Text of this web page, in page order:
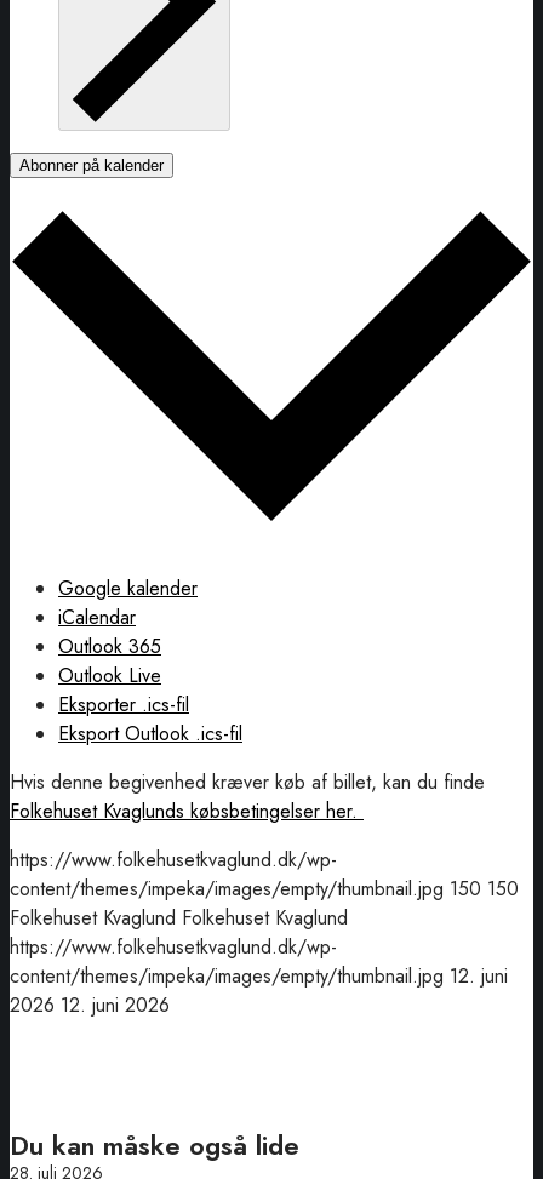
Abonner på kalender
Google kalender
iCalendar
Outlook 365
Outlook Live
Eksporter .ics-fil
Eksport Outlook .ics-fil
Hvis denne begivenhed kræver køb af billet, kan du finde
Folkehuset Kvaglunds købsbetingelser her.
https://www.folkehusetkvaglund.dk/wp-
content/themes/impeka/images/empty/thumbnail.jpg 150 150
Folkehuset Kvaglund Folkehuset Kvaglund
https://www.folkehusetkvaglund.dk/wp-
content/themes/impeka/images/empty/thumbnail.jpg 12. juni
2026 12. juni 2026
Du kan måske også lide
28. juli 2026